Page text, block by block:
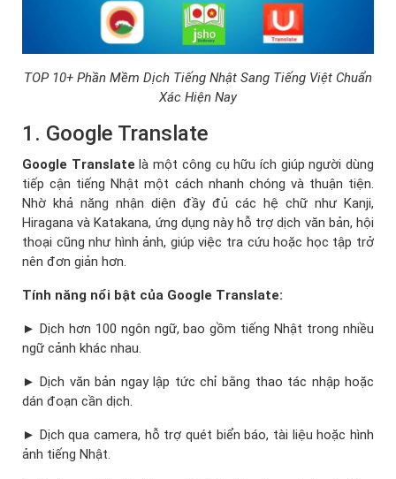
TOP 10+ Phần Mềm Dịch Tiếng Nhật Sang Tiếng Việt Chuẩn
Xác Hiện Nay
1. Google Translate
Google Translate là một công cụ hữu ích giúp người dùng
tiếp cận tiếng Nhật một cách nhanh chóng và thuận tiện.
Nhờ khả năng nhận diện đầy đủ các hệ chữ như Kanji,
Hiragana và Katakana, ứng dụng này hỗ trợ dịch văn bản, hội
thoại cũng như hình ảnh, giúp việc tra cứu hoặc học tập trở
nên đơn giản hơn.
Tính năng nổi bật của Google Translate:
► Dịch hơn 100 ngôn ngữ, bao gồm tiếng Nhật trong nhiều
ngữ cảnh khác nhau.
► Dịch văn bản ngay lập tức chỉ bằng thao tác nhập hoặc
dán đoạn cần dịch.
► Dịch qua camera, hỗ trợ quét biển báo, tài liệu hoặc hình
ảnh tiếng Nhật.